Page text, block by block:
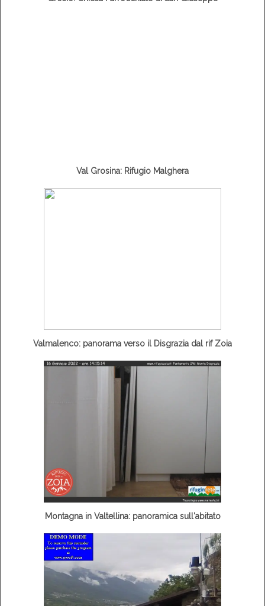
Val Grosina: Rifugio Malghera
Valmalenco: panorama verso il Disgrazia dal rif Zoia
Montagna in Valtellina: panoramica sull'abitato